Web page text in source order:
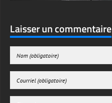
Laisser un commentaire